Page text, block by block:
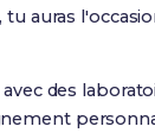
auras
des